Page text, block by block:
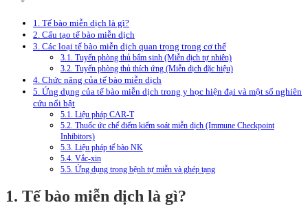
1. Tế bào miễn dịch là gì?
2. Cấu tạo tế bào miễn dịch
3. Các loại tế bào miễn dịch quan trọng trong cơ thể
3.1. Tuyến phòng thủ bẩm sinh (Miễn dịch tự nhiên)
3.2. Tuyến phòng thủ thích ứng (Miễn dịch đặc hiệu)
4. Chức năng của tế bào miễn dịch
5. Ứng dụng của tế bào miễn dịch trong y học hiện đại và một số nghiên
cứu nổi bật
5.1. Liệu pháp CAR-T
5.2. Thuốc ức chế điểm kiểm soát miễn dịch (Immune Checkpoint
Inhibitors)
5.3. Liệu pháp tế bào NK
5.4. Vắc-xin
5.5. Ứng dụng trong bệnh tự miễn và ghép tạng
1. Tế bào miễn dịch là gì?